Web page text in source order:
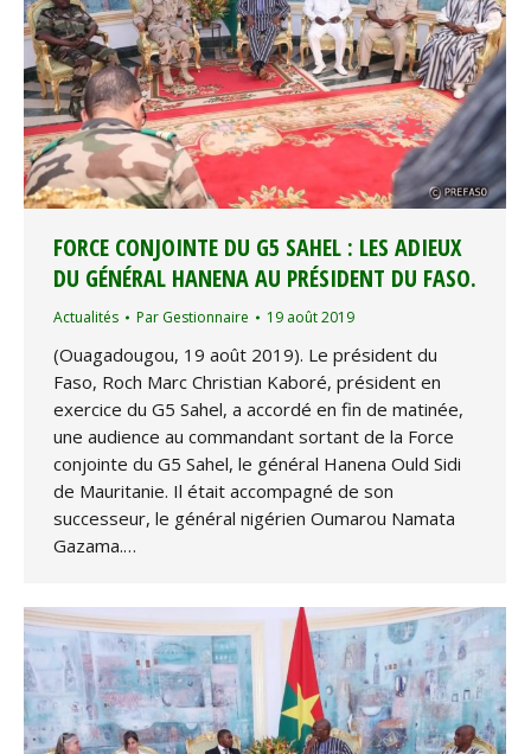
FORCE CONJOINTE DU G5 SAHEL : LES ADIEUX
DU GÉNÉRAL HANENA AU PRÉSIDENT DU FASO.
Actualités Par Gestionnaire 19 août 2019
(Ouagadougou, 19 août 2019). Le président du
Faso, Roch Marc Christian Kaboré, président en
exercice du G5 Sahel, a accordé en fin de matinée,
une audience au commandant sortant de la Force
conjointe du G5 Sahel, le général Hanena Ould Sidi
de Mauritanie. Il était accompagné de son
successeur, le général nigérien Oumarou Namata
Gazama.…